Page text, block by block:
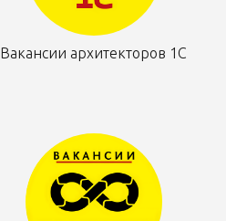
Вакансии архитекторов 1С